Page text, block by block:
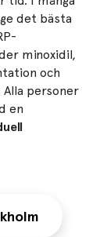
det bästa
minoxidil,
och
personer
en